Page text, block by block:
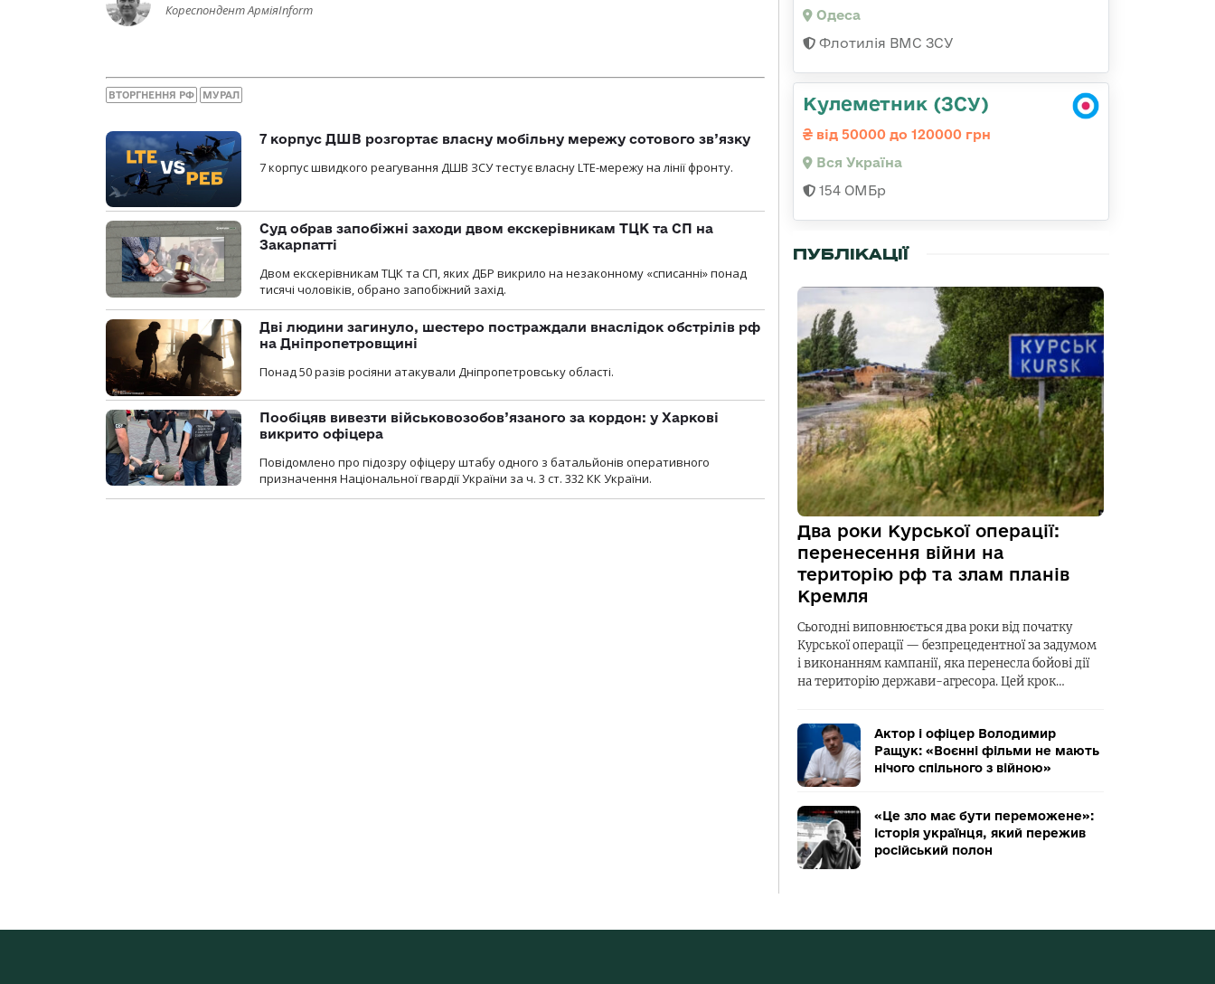
Кореспондент АрміяInform
ВТОРГНЕННЯ РФ МУРАЛ
7 корпус ДШВ розгортає власну мобільну мережу сотового зв’язку
7 корпус швидкого реагування ДШВ ЗСУ тестує власну LTE-мережу на лінії фронту.
Суд обрав запобіжні заходи двом екскерівникам ТЦК та СП на
Закарпатті
Двом екскерівникам ТЦК та СП, яких ДБР викрило на незаконному «списанні» понад
тисячі чоловіків, обрано запобіжний захід.
Дві людини загинуло, шестеро постраждали внаслідок обстрілів рф
на Дніпропетровщині
Понад 50 разів росіяни атакували Дніпропетровську області.
Пообіцяв вивезти військовозобов’язаного за кордон: у Харкові
викрито офіцера
Повідомлено про підозру офіцеру штабу одного з батальйонів оперативного
призначення Національної гвардії України за ч. 3 ст. 332 КК України.
Одеса
Флотилія ВМС ЗСУ
Кулеметник (ЗСУ)
від 50000 до 120000 грн
Вся Україна
154 ОМБр
ПУБЛІКАЦІЇ
Два роки Курської операції:
перенесення війни на
територію рф та злам планів
Кремля
Сьогодні виповнюється два роки від початку
Курської операції — безпрецедентної за задумом
і виконанням кампанії, яка перенесла бойові дії
на територію держави-агресора. Цей крок…
Актор і офіцер Володимир
Ращук: «Воєнні фільми не мають
нічого спільного з війною»
«Це зло має бути переможене»:
історія українця, який пережив
російський полон